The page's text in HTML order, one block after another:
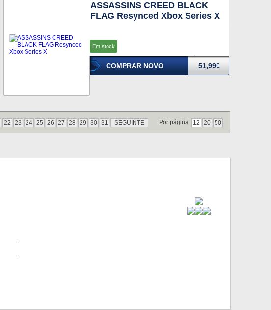
ASSASSINS CREED BLACK
FLAG Resynced Xbox Series X
Em stock
COMPRAR NOVO 51,99€
22 23 24 25 26 27 28 29 30 31 SEGUINTE Por página 12 20 50